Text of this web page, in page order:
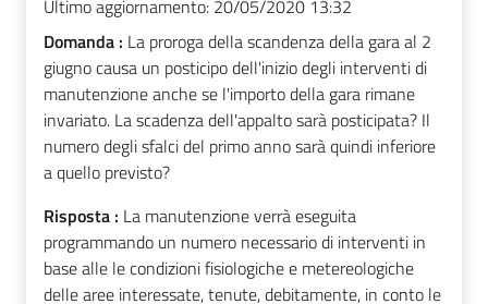
Ultimo aggiornamento: 20/05/2020 13:32
Domanda : La proroga della scandenza della gara al 2
giugno causa un posticipo dell'inizio degli interventi di
manutenzione anche se l'importo della gara rimane
invariato. La scadenza dell'appalto sarà posticipata? Il
numero degli sfalci del primo anno sarà quindi inferiore
a quello previsto?
Risposta : La manutenzione verrà eseguita
programmando un numero necessario di interventi in
base alle le condizioni fisiologiche e metereologiche
delle aree interessate, tenute, debitamente, in conto le